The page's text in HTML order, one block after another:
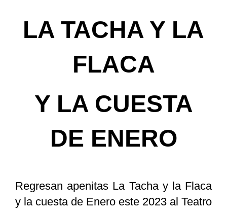
LA TACHA Y LA
FLACA
Y LA CUESTA
DE ENERO
Regresan apenitas La Tacha y la Flaca
y la cuesta de Enero este 2023 al Teatro